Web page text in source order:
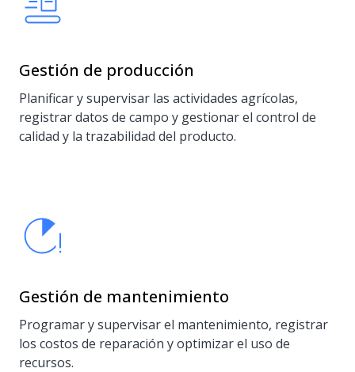
Gestión de producción
Planificar y supervisar las actividades agrícolas,
registrar datos de campo y gestionar el control de
calidad y la trazabilidad del producto.
Gestión de mantenimiento
Programar y supervisar el mantenimiento, registrar
los costos de reparación y optimizar el uso de
recursos.